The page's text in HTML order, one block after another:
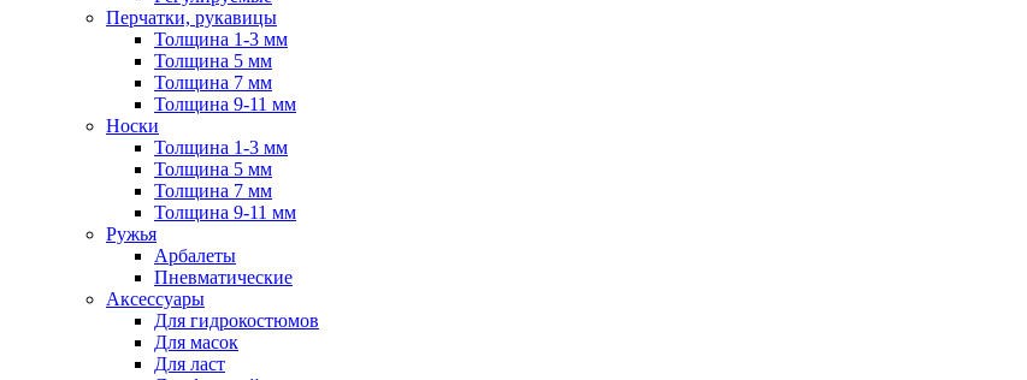
Перчатки, рукавицы
Толщина 1-3 мм
Толщина 5 мм
Толщина 7 мм
Толщина 9-11 мм
Носки
Толщина 1-3 мм
Толщина 5 мм
Толщина 7 мм
Толщина 9-11 мм
Ружья
Арбалеты
Пневматические
Аксессуары
Для гидрокостюмов
Для масок
Для ласт